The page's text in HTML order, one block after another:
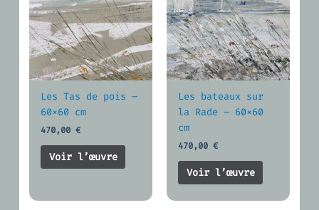
Les Tas de pois –
60×60 cm
470,00€
Voir l’œuvre
Les bateaux sur
la Rade – 60×60
cm
470,00€
Voir l’œuvre